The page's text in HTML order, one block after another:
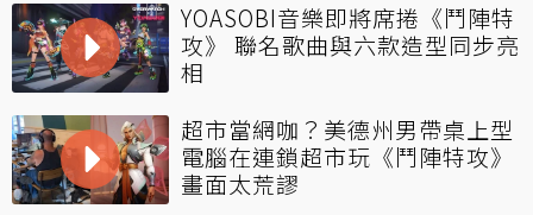
YOASOBI音樂即將席捲《鬥陣特
攻》 聯名歌曲與六款造型同步亮
相
超市當網咖？美德州男帶桌上型
電腦在連鎖超市玩《鬥陣特攻》
畫面太荒謬